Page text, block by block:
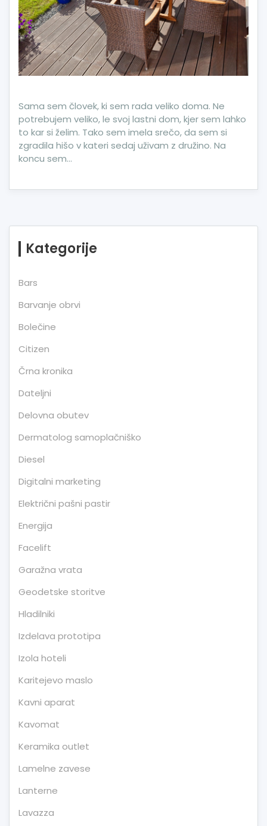
Sama sem človek, ki sem rada veliko doma. Ne
potrebujem veliko, le svoj lastni dom, kjer sem lahko
to kar si želim. Tako sem imela srečo, da sem si
zgradila hišo v kateri sedaj uživam z družino. Na
koncu sem…
Kategorije
Bars
Barvanje obrvi
Bolečine
Citizen
Črna kronika
Dateljni
Delovna obutev
Dermatolog samoplačniško
Diesel
Digitalni marketing
Električni pašni pastir
Energija
Facelift
Garažna vrata
Geodetske storitve
Hladilniki
Izdelava prototipa
Izola hoteli
Karitejevo maslo
Kavni aparat
Kavomat
Keramika outlet
Lamelne zavese
Lanterne
Lavazza